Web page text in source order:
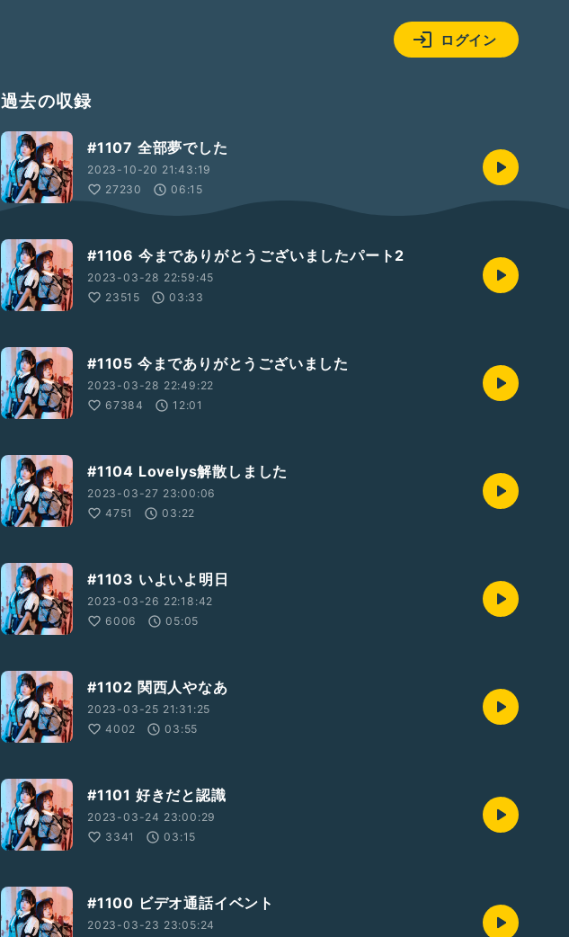
ログイン
過去の収録
#1107 全部夢でした
2023-10-20 21:43:19
27230
06:15
#1106 今までありがとうございましたパート2
2023-03-28 22:59:45
23515
03:33
#1105 今までありがとうございました
2023-03-28 22:49:22
67384
12:01
#1104 Lovelys解散しました
2023-03-27 23:00:06
4751
03:22
#1103 いよいよ明日
2023-03-26 22:18:42
6006
05:05
#1102 関西人やなあ
2023-03-25 21:31:25
4002
03:55
#1101 好きだと認識
2023-03-24 23:00:29
3341
03:15
#1100 ビデオ通話イベント
2023-03-23 23:05:24